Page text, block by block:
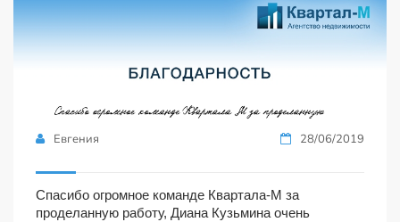
Евгения 28/06/2019
Спасибо огромное команде Квартала-М за
проделанную работу, Диана Кузьмина очень